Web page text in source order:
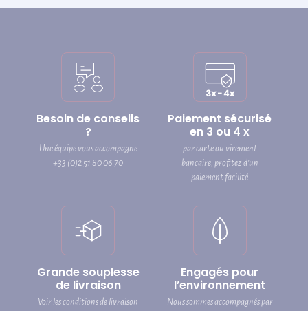
Besoin de conseils
?
Une équipe vous accompagne
+33 (0)2 51 80 06 70
Paiement sécurisé
en 3 ou 4 x
par carte ou virement
bancaire, profitez d’un
paiement facilité
Grande souplesse
de livraison
Voir les conditions de livraison
Engagés pour
l’environnement
Nous sommes accompagnés par